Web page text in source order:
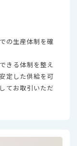
の生産体制を確
きる体制を整え
定した供給を可
てお取引いただ